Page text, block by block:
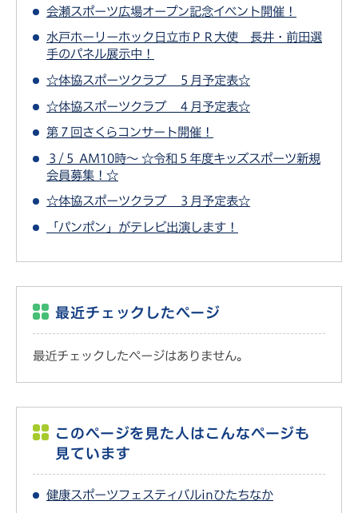
会瀬スポーツ広場オープン記念イベント開催！
水戸ホーリーホック日立市ＰＲ大使 長井・前田選
手のパネル展示中！
☆体協スポーツクラブ ５月予定表☆
☆体協スポーツクラブ ４月予定表☆
第７回さくらコンサート開催！
３/５ AM10時～ ☆令和５年度キッズスポーツ新規
会員募集！☆
☆体協スポーツクラブ ３月予定表☆
「パンポン」がテレビ出演します！
最近チェックしたページ
最近チェックしたページはありません。
このページを見た人はこんなページも
見ています
健康スポーツフェスティバルinひたちなか